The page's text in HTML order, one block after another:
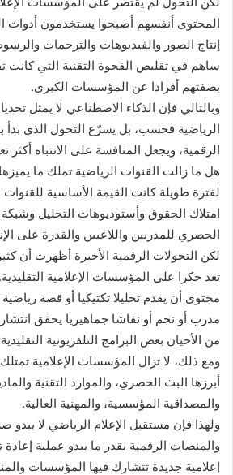
المحتوى أنفسهم أصبحوا يستخدمون أدوات
إنتاج الصور والفيديوهات والترجمات
ساهم في تقليص الفجوة التقنية التي
بصفتهم أفرادا عن المؤسسات الكبرى.
وبالتالي فإن الذكاء الاصطناعي لا يمثل
الرياضية فحسب، بل يسرّع التحول الذي بدأ
الرقمية، ويجعل المنافسة على الانتباه
هل ما زالت القنوات الرياضية تملك ما
لفترة طويلة كانت القيمة الأساسية
امتلاك الحقوق وأستوديوهات التحليل
الحصري للمدربين واللاعبين والقدرة على
لكن التحولات الرقمية الأخيرة أظهرت أن
تعد حكرا على المؤسسات الإعلامية
محتوى أن يقدم تحليلا تكتيكيا أو قصة
مدرب أو نجم أو نقاشا جماهيريا يحقق
من الأحيان بعض البرامج التلفزيونية
ومع ذلك، لا تزال المؤسسات الإعلامية
أبرزها البث الحصري، والموارد التقنية
والمصداقية المؤسسية، والمهنية العالية.
ولهذا فإن مستقبل الإعلام الرياضي لا يبدو
والمنصات الرقمية بقدر ما يبدو عملية إعادة
إعلامية جديدة تتشارك فيها المؤسسات